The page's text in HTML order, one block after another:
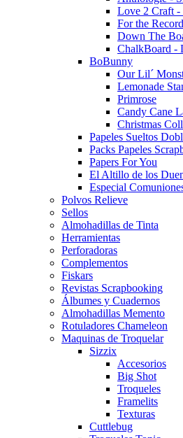
Love 2 Craft -
For the
Down The
ChalkBoard -
BoBunny
Our Lil´
Lemonade
Primrose
Candy Cane
Christmas
Papeles Sueltos
Packs Papeles
Papers For You
El Altillo de los
Especial
Polvos Relieve
Sellos
Almohadillas de Tinta
Herramientas
Perforadoras
Complementos
Fiskars
Revistas Scrapbooking
Álbumes y Cuadernos
Almohadillas Memento
Rotuladores Chameleon
Maquinas de Troquelar
Sizzix
Accesorios
Big Shot
Troqueles
Framelits
Texturas
Cuttlebug